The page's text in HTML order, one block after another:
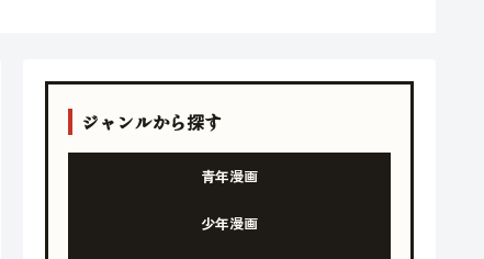
ジャンルから探す
青年漫画
少年漫画